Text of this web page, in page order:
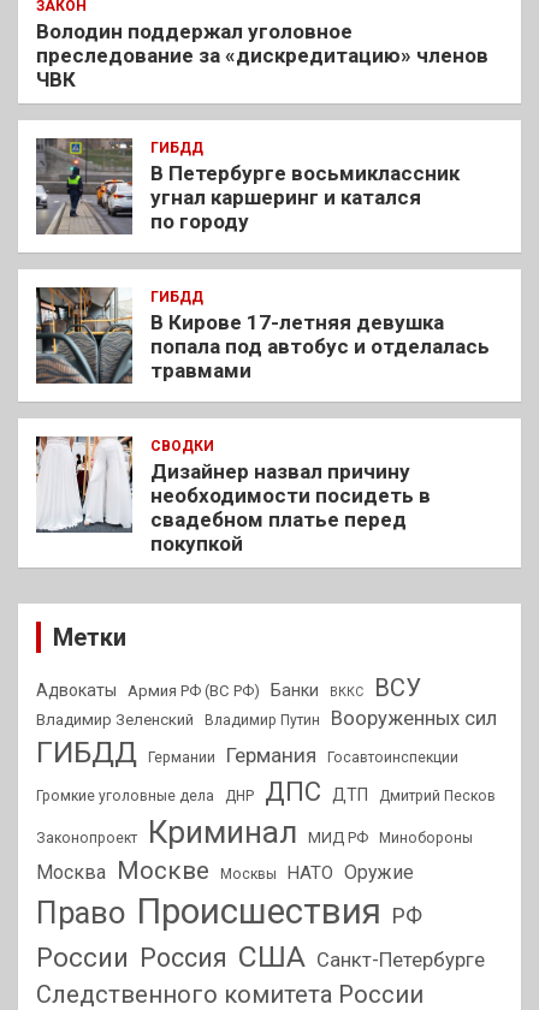
ЗАКОН
Володин поддержал уголовное
преследование за «дискредитацию» членов
ЧВК
ГИБДД
В Петербурге восьмиклассник
угнал каршеринг и катался
по городу
ГИБДД
В Кирове 17-летняя девушка
попала под автобус и отделалась
травмами
СВОДКИ
Дизайнер назвал причину
необходимости посидеть в
свадебном платье перед
покупкой
Метки
Адвокаты Армия РФ (ВС РФ) Банки ВККС ВСУ
Владимир Зеленский Владимир Путин Вооруженных сил
ГИБДД Германии Германия Госавтоинспекции
Громкие уголовные дела ДНР ДПС ДТП Дмитрий Песков
Законопроект Криминал МИД РФ Минобороны
Москва Москве Москвы НАТО Оружие
Право Происшествия РФ
России Россия США Санкт-Петербурге
Следственного комитета России